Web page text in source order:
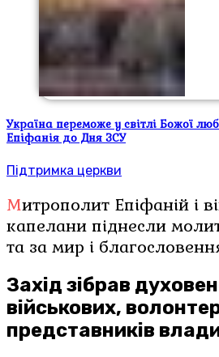
Україна переможе у світлі Божої
Епіфанія до Дня ЗСУ
Підтримка церкви
Митрополит Епіфаній і військові
капелани піднесли
та за мир і
Захід зібрав
військових,
представників